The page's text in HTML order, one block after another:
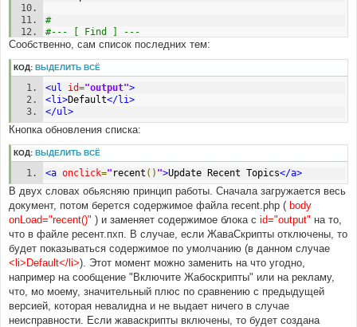
#
#--- [ Find ] ---
#
#
#--- [ In line, find ] ---
#
body
#--- [ After, add ] ---
#
onLoad="recent()"
Сообственно, сам список последних тем:
КОД: ВЫДЕЛИТЬ ВСЁ
<ul id="output">
<li>Default</li>
</ul>
Кнопка обновления списка:
КОД: ВЫДЕЛИТЬ ВСЁ
<a onclick=" recent () ">Update Recent Topics</a>
В двух словах обьясняю принцип работы. Сначала загружается весь
документ, потом берется содержимое файла recent.php ( body
onLoad="recent()" ) и заменяет содержимое блока с id="output" на то,
что в файле ресент.пхп. В случае, если ЖаваСкрипты отключены, то
будет показываться содержимое по умолчанию (в данном случае
<li>Default</li>). Этот момент можно заменить на что угодно,
например на сообщение "Включите Жабоскрипты" или на рекламу,
что, мо моему, значительный плюс по сравнению с предыдущей
версией, которая невалидна и не выдает ничего в случае
неисправности. Если жаваскрипты включены, то будет создана